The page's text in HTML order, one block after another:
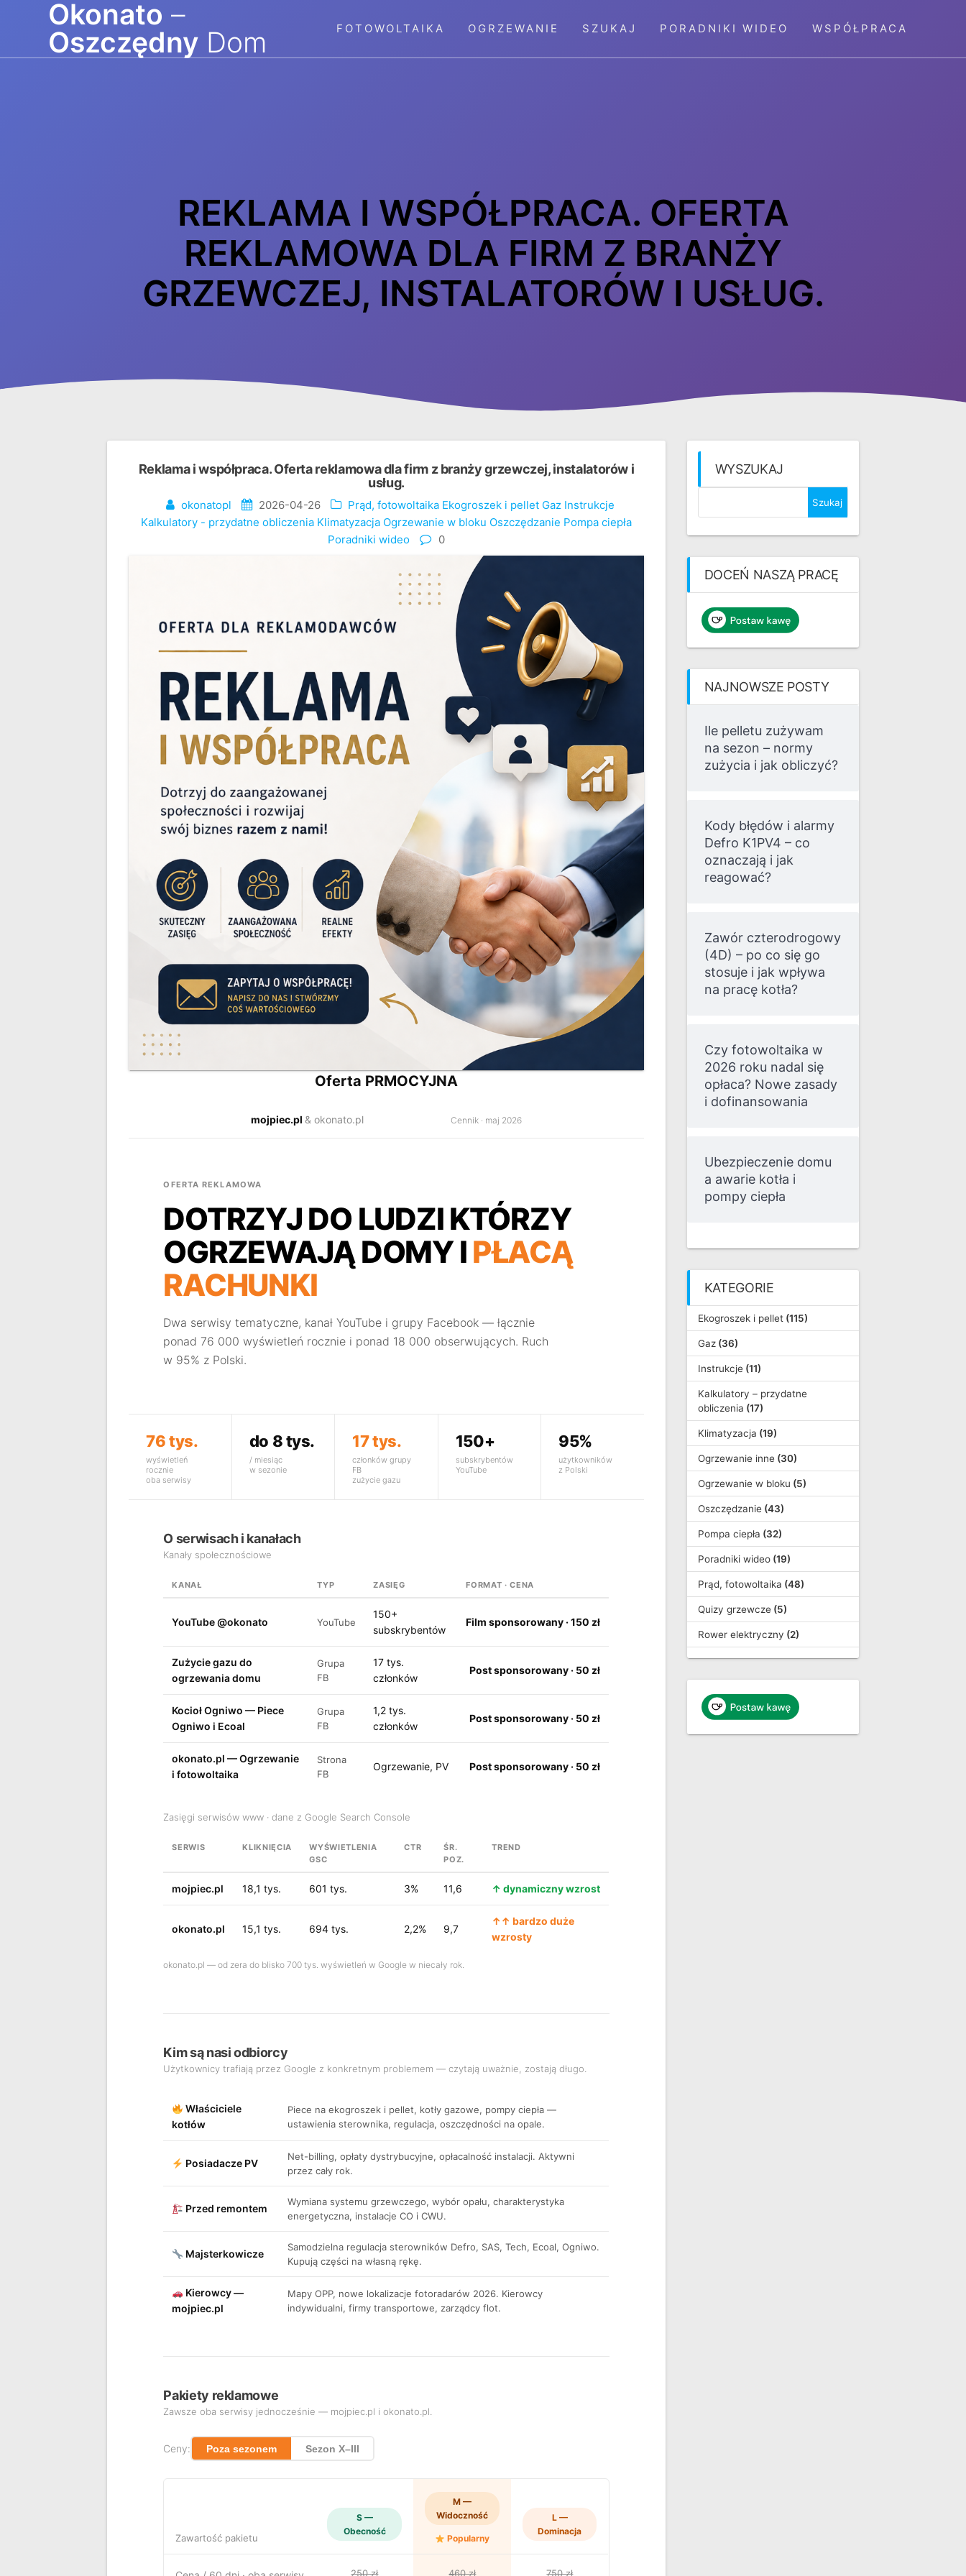
Okonato –
Oszczędny Dom FOTOWOLTAIKA OGRZEWANIE SZUKAJ PORADNIKI WIDEO WSPÓŁPRACA
REKLAMA I WSPÓŁPRACA. OFERTA
REKLAMOWA DLA FIRM Z BRANŻY
GRZEWCZEJ, INSTALATORÓW I USŁUG.
Reklama i współpraca. Oferta reklamowa dla firm z branży grzewczej, instalatorów i
usług.
okonatopl 2026-04-26 Prąd, fotowoltaika Ekogroszek i pellet Gaz Instrukcje
Kalkulatory - przydatne obliczenia Klimatyzacja Ogrzewanie w bloku Oszczędzanie Pompa ciepła
Poradniki wideo
0
Oferta PRMOCYJNA
mojpiec.pl & okonato.pl Cennik · maj 2026
OFERTA REKLAMOWA
DOTRZYJ DO LUDZI KTÓRZY
OGRZEWAJĄ DOMY IPŁACĄ
RACHUNKI
Dwa serwisy tematyczne, kanał YouTube i grupy Facebook — łącznie
ponad 76 000 wyświetleń rocznie i ponad 18 000 obserwujących. Ruch
w 95% z Polski.
76 tys.
wyświetleń
rocznie
oba serwisy
do 8 tys.
/ miesiąc
w sezonie
17 tys.
członków grupy
FB
zużycie gazu
150+
subskrybentów
YouTube
95%
użytkowników
z Polski
O serwisach i kanałach
Kanały społecznościowe
KANAŁ TYP ZASIĘG FORMAT · CENA
YouTube @okonato YouTube
150+
subskrybentów
Film sponsorowany · 150 zł
Zużycie gazu do
ogrzewania domu
Grupa
FB
17 tys.
członków
Post sponsorowany · 50 zł
Kocioł Ogniwo — Piece
Ogniwo i Ecoal
Grupa
FB
1,2 tys.
członków
Post sponsorowany · 50 zł
okonato.pl — Ogrzewanie
i fotowoltaika
Strona
FB
Ogrzewanie, PV Post sponsorowany · 50 zł
Zasięgi serwisów www · dane z Google Search Console
SERWIS KLIKNIĘCIA
WYŚWIETLENIA
GSC
CTR
ŚR.
POZ.
TREND
mojpiec.pl 18,1 tys. 601 tys. 3% 11,6 ↑ dynamiczny wzrost
okonato.pl 15,1 tys. 694 tys. 2,2% 9,7
↑↑ bardzo duże
wzrosty
okonato.pl — od zera do blisko 700 tys. wyświetleń w Google w niecały rok.
Kim są nasi odbiorcy
Użytkownicy trafiają przez Google z konkretnym problemem — czytają uważnie, zostają długo.
Właściciele
kotłów
Piece na ekogroszek i pellet, kotły gazowe, pompy ciepła —
ustawienia sterownika, regulacja, oszczędności na opale.
Posiadacze PV
Net-billing, opłaty dystrybucyjne, opłacalność instalacji. Aktywni
przez cały rok.
Przed remontem
Wymiana systemu grzewczego, wybór opału, charakterystyka
energetyczna, instalacje CO i CWU.
Majsterkowicze
Samodzielna regulacja sterowników Defro, SAS, Tech, Ecoal, Ogniwo.
Kupują części na własną rękę.
Kierowcy —
mojpiec.pl
Mapy OPP, nowe lokalizacje fotoradarów 2026. Kierowcy
indywidualni, firmy transportowe, zarządcy flot.
Pakiety reklamowe
Zawsze oba serwisy jednocześnie — mojpiec.pl i okonato.pl.
Ceny: Poza sezonem Sezon X–III
Zawartość pakietu
S —
Obecność
M —
Widoczność
Popularny
L —
Dominacja
250 zł 460 zł 750 zł
WYSZUKAJ
DOCEŃ NASZĄ PRACĘ
NAJNOWSZE POSTY
Ile pelletu zużywam
na sezon – normy
zużycia i jak obliczyć?
Kody błędów i alarmy
Defro K1PV4 – co
oznaczają i jak
reagować?
Zawór czterodrogowy
(4D) – po co się go
stosuje i jak wpływa
na pracę kotła?
Czy fotowoltaika w
2026 roku nadal się
opłaca? Nowe zasady
i dofinansowania
Ubezpieczenie domu
a awarie kotła i
pompy ciepła
KATEGORIE
Ekogroszek i pellet(115)
Gaz(36)
Instrukcje (11)
Kalkulatory – przydatne
obliczenia (17)
Klimatyzacja (19)
Ogrzewanie inne (30)
Ogrzewanie w bloku (5)
Oszczędzanie (43)
Pompa ciepła (32)
Poradniki wideo(19)
Prąd, fotowoltaika (48)
Quizy grzewcze (5)
Rower elektryczny (2)